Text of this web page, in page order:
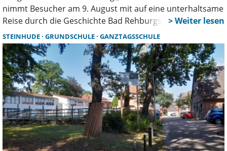
nimmt Besucher am 9. August mit auf eine unterhaltsame
Reise durch die Geschichte Bad Rehburgs. Barbierin
Marie und ihr Gatte erzählen spannende Anekdoten aus
dem einstigen Kurort und seinen berühmten Gästen.
STEINHUDE GRUNDSCHULE GANZTAGSSCHULE